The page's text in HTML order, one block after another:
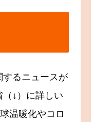
るニュースが
↓）に詳しい
温暖化やコロ